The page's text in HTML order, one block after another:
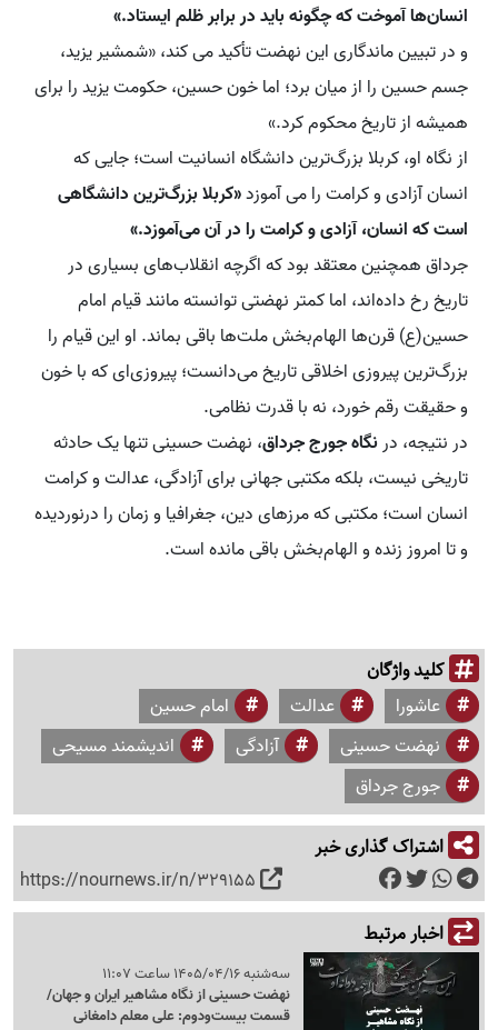
انسان‌ها آموخت که چگونه باید در برابر ظلم ایستاد.»
و در تبیین ماندگاری این نهضت تأکید می کند، «شمشیر یزید،
جسم حسین را از میان برد؛ اما خون حسین، حکومت یزید را برای
همیشه از تاریخ محکوم کرد.»
از نگاه او، کربلا بزرگ‌ترین دانشگاه انسانیت است؛ جایی که
انسان آزادی و کرامت را می آموزد«کربلا بزرگ‌ترین دانشگاهی
است که انسان، آزادی و کرامت را در آن می‌آموزد.»
جرداق همچنین معتقد بود که اگرچه انقلاب‌های بسیاری در
تاریخ رخ داده‌اند، اما کمتر نهضتی توانسته مانند قیام امام
حسین(ع) قرن‌ها الهام‌بخش ملت‌ها باقی بماند. او این قیام را
بزرگ‌ترین پیروزی اخلاقی تاریخ می‌دانست؛ پیروزی‌ای که با خون
و حقیقت رقم خورد، نه با قدرت نظامی.
در نتیجه، درنگاه جورج جرداق، نهضت حسینی تنها یک حادثه
تاریخی نیست، بلکه مکتبی جهانی برای آزادگی، عدالت و کرامت
انسان است؛ مکتبی که مرزهای دین، جغرافیا و زمان را درنوردیده
و تا امروز زنده و الهام‌بخش باقی مانده است.
کلید واژگان
عاشورا عدالت
امام حسین
نهضت حسینی
آزادگی
اندیشمند مسیحی
جورج جرداق
اشتراک گذاری خبر
https://nournews.ir/n/329155
اخبار مرتبط
سه‌شنبه 1405/04/16 ساعت 11:07
نهضت حسینی از نگاه مشاهیر ایران و جهان/
قسمت بیست‌ودوم: علی معلم دامغانی